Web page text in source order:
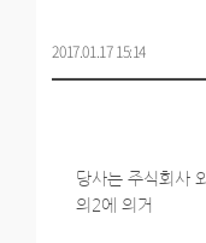
2017.01.17 15:14
당사는 주식회사
의2에 의거